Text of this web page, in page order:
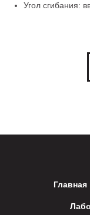
Угол сгибания:
Главная